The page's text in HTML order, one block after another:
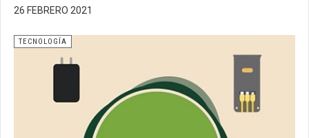
26 FEBRERO 2021
TECNOLOGÍA